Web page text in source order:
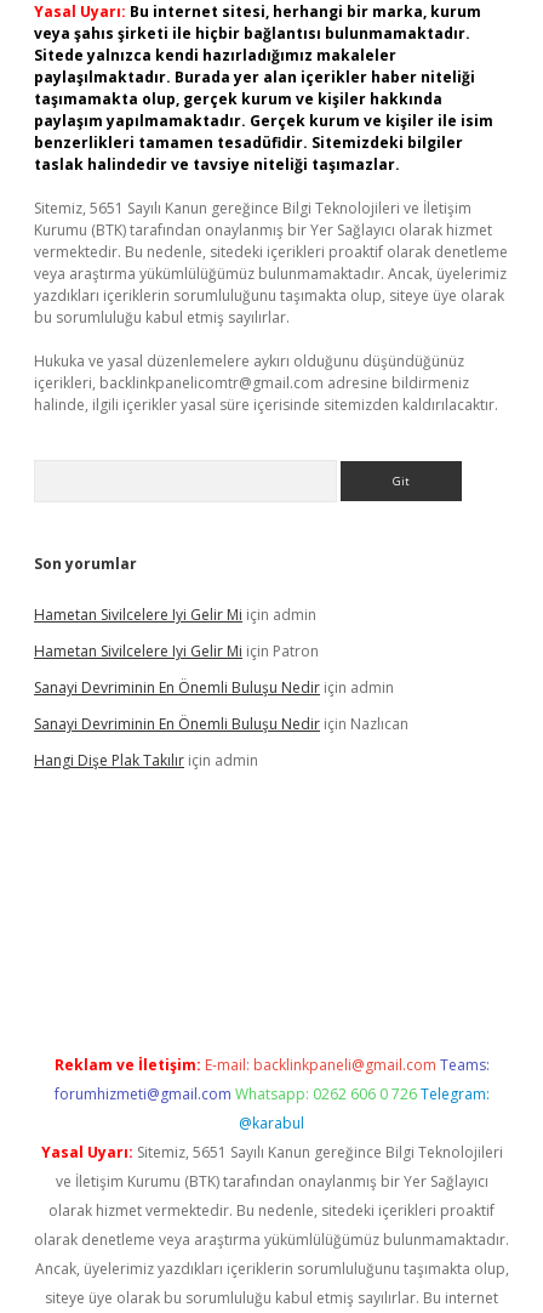
Yasal Uyarı: Bu internet sitesi, herhangi bir marka, kurum
veya şahıs şirketi ile hiçbir bağlantısı bulunmamaktadır.
Sitede yalnızca kendi hazırladığımız makaleler
paylaşılmaktadır. Burada yer alan içerikler haber niteliği
taşımamakta olup, gerçek kurum ve kişiler hakkında
paylaşım yapılmamaktadır. Gerçek kurum ve kişiler ile isim
benzerlikleri tamamen tesadüfidir. Sitemizdeki bilgiler
taslak halindedir ve tavsiye niteliği taşımazlar.
Sitemiz, 5651 Sayılı Kanun gereğince Bilgi Teknolojileri ve İletişim
Kurumu (BTK) tarafından onaylanmış bir Yer Sağlayıcı olarak hizmet
vermektedir. Bu nedenle, sitedeki içerikleri proaktif olarak denetleme
veya araştırma yükümlülüğümüz bulunmamaktadır. Ancak, üyelerimiz
yazdıkları içeriklerin sorumluluğunu taşımakta olup, siteye üye olarak
bu sorumluluğu kabul etmiş sayılırlar.
Hukuka ve yasal düzenlemelere aykırı olduğunu düşündüğünüz
içerikleri, backlinkpanelicomtr@gmail.com adresine bildirmeniz
halinde, ilgili içerikler yasal süre içerisinde sitemizden kaldırılacaktır.
Son yorumlar
Hametan Sivilcelere Iyi Gelir Mi için admin
Hametan Sivilcelere Iyi Gelir Mi için Patron
Sanayi Devriminin En Önemli Buluşu Nedir için admin
Sanayi Devriminin En Önemli Buluşu Nedir için Nazlıcan
Hangi Dişe Plak Takılır için admin
Reklam ve İletişim: E-mail: backlinkpaneli@gmail.com Teams:
forumhizmeti@gmail.com Whatsapp: 0262 606 0 726 Telegram:
@karabul
Yasal Uyarı: Sitemiz, 5651 Sayılı Kanun gereğince Bilgi Teknolojileri
ve İletişim Kurumu (BTK) tarafından onaylanmış bir Yer Sağlayıcı
olarak hizmet vermektedir. Bu nedenle, sitedeki içerikleri proaktif
olarak denetleme veya araştırma yükümlülüğümüz bulunmamaktadır.
Ancak, üyelerimiz yazdıkları içeriklerin sorumluluğunu taşımakta olup,
siteye üye olarak bu sorumluluğu kabul etmiş sayılırlar. Bu internet